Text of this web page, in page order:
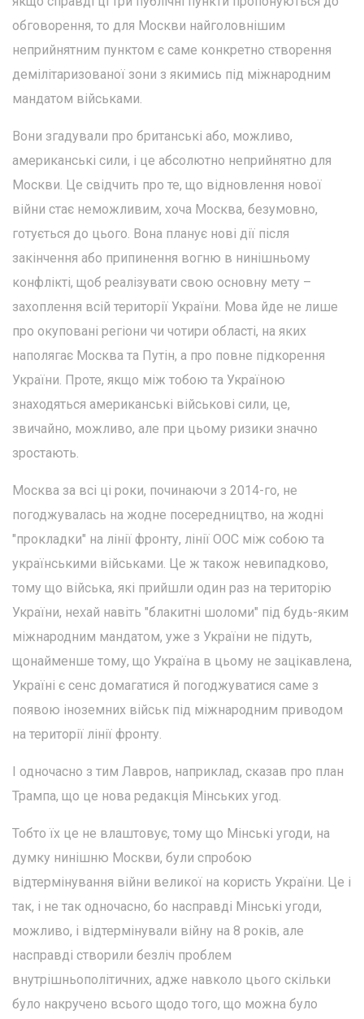
обговорення, то для Москви найголовнішим
неприйнятним пунктом є саме конкретно створення
демілітаризованої зони з якимись під міжнародним
мандатом військами.
Вони згадували про британські або, можливо,
американські сили, і це абсолютно неприйнятно для
Москви. Це свідчить про те, що відновлення нової
війни стає неможливим, хоча Москва, безумовно,
готується до цього. Вона планує нові дії після
закінчення або припинення вогню в нинішньому
конфлікті, щоб реалізувати свою основну мету –
захоплення всій території України. Мова йде не лише
про окуповані регіони чи чотири області, на яких
наполягає Москва та Путін, а про повне підкорення
України. Проте, якщо між тобою та Україною
знаходяться американські військові сили, це,
звичайно, можливо, але при цьому ризики значно
зростають.
Москва за всі ці роки, починаючи з 2014-го, не
погоджувалась на жодне посередництво, на жодні
"прокладки" на лінії фронту, лінії ООС між собою та
українськими військами. Це ж також невипадково,
тому що війська, які прийшли один раз на територію
України, нехай навіть "блакитні шоломи" під будь-яким
міжнародним мандатом, уже з України не підуть,
щонайменше тому, що Україна в цьому не зацікавлена,
Україні є сенс домагатися й погоджуватися саме з
появою іноземних військ під міжнародним приводом
на території лінії фронту.
І одночасно з тим Лавров, наприклад, сказав про план
Трампа, що це нова редакція Мінських угод.
Тобто їх це не влаштовує, тому що Мінські угоди, на
думку нинішню Москви, були спробою
відтермінування війни великої на користь України. Це і
так, і не так одночасно, бо насправді Мінські угоди,
можливо, і відтермінували війну на 8 років, але
насправді створили безліч проблем
внутрішньополітичних, адже навколо цього скільки
було накручено всього щодо того, що можна було